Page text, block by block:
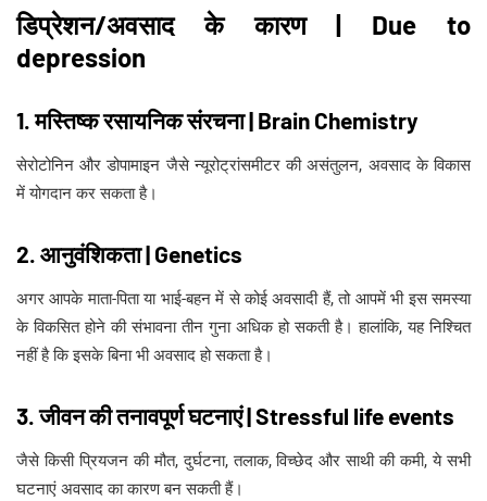
डिप्रेशन/अवसाद के कारण | Due to
depression
1. मस्तिष्क रसायनिक संरचना | Brain Chemistry
सेरोटोनिन और डोपामाइन जैसे न्यूरोट्रांसमीटर की असंतुलन, अवसाद के विकास
में योगदान कर सकता है।
2. आनुवंशिकता | Genetics
अगर आपके माता-पिता या भाई-बहन में से कोई अवसादी हैं, तो आपमें भी इस समस्या
के विकसित होने की संभावना तीन गुना अधिक हो सकती है। हालांकि, यह निश्चित
नहीं है कि इसके बिना भी अवसाद हो सकता है।
3. जीवन की तनावपूर्ण घटनाएं | Stressful life events
जैसे किसी प्रियजन की मौत, दुर्घटना, तलाक, विच्छेद और साथी की कमी, ये सभी
घटनाएं अवसाद का कारण बन सकती हैं।